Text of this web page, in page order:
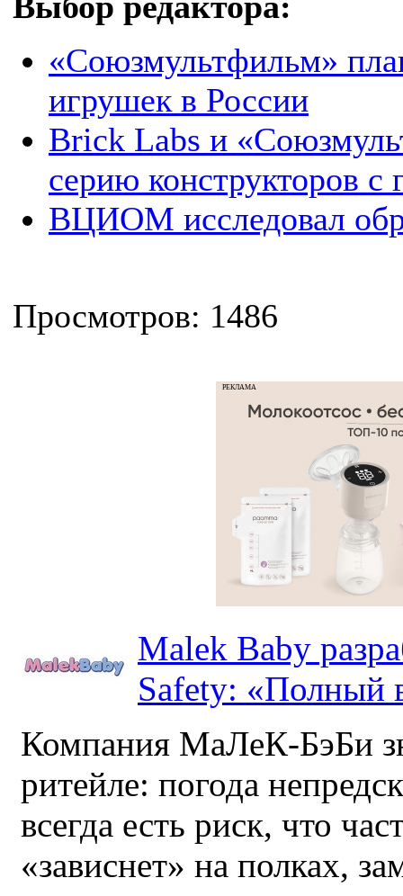
«Союзмультфильм»
игрушек в России
Brick Labs и
серию конструкторов с
ВЦИОМ исследовал
Просмотров: 1486
РЕКЛАМА
Malek Baby
Safety: «Полный
Компания МаЛеК-БэБи
ритейле: погода
всегда есть риск, что
«зависнет» на полках,